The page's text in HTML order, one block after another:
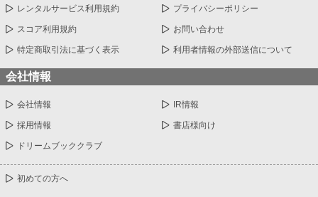
レンタルサービス利用規約 プライバシーポリシー
スコア利用規約 お問い合わせ
特定商取引法に基づく表示 利用者情報の外部送信について
会社情報
会社情報 IR情報
採用情報 書店様向け
ドリームブッククラブ
初めての方へ